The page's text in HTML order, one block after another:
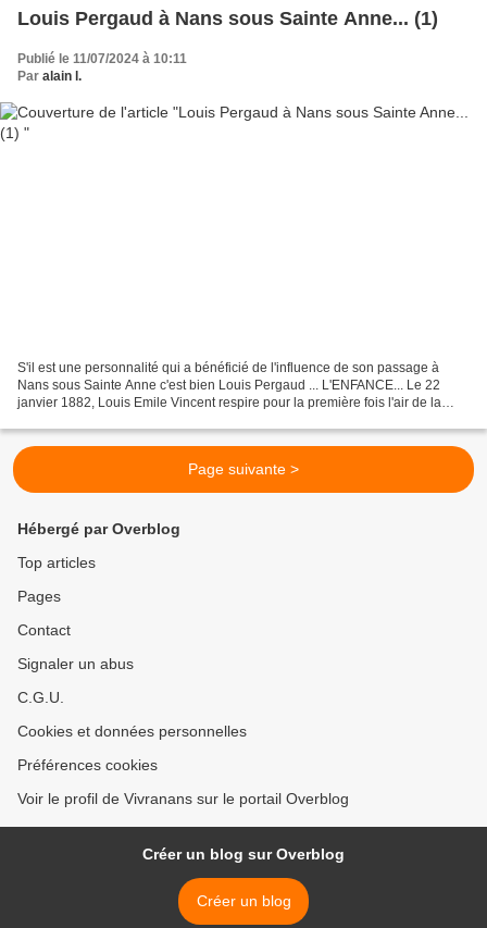
Louis Pergaud à Nans sous Sainte Anne... (1)
Publié le 11/07/2024 à 10:11
Par alain l.
S'il est une personnalité qui a bénéficié de l'influence de son passage à
Nans sous Sainte Anne c'est bien Louis Pergaud ... L'ENFANCE... Le 22
janvier 1882, Louis Emile Vincent respire pour la première fois l'air de la
Page suivante >
Hébergé par Overblog
Top articles
Pages
Contact
Signaler un abus
C.G.U.
Cookies et données personnelles
Préférences cookies
Voir le profil de Vivranans sur le portail Overblog
Créer un blog sur Overblog
Créer un blog